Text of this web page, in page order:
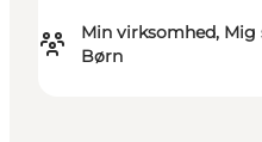
Min virksomhed, Mig
Børn